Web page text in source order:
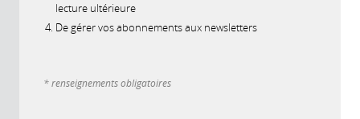
lecture ultérieure
De gérer vos abonnements aux newsletters
* renseignements obligatoires